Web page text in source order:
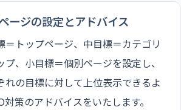
ージの設定とアドバイス
＝トップページ、中目標＝カテゴリ
プ、小目標＝個別ページを設定し、
れの目標に対して上位表示できるよ
対策のアドバイスをいたします。